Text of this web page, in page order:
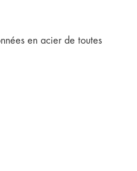
en acier de toutes